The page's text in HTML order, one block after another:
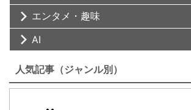
エンタメ・趣味
AI
人気記事（ジャンル別）